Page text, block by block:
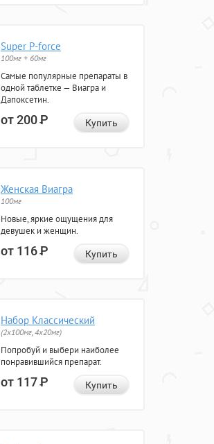
Super P-force
100мг + 60мг
Самые популярные препараты в
одной таблетке — Виагра и
Дапоксетин.
от 200Р Купить
Женская Виагра
100мг
Новые, яркие ощущения для
девушек и женщин.
от 116Р Купить
Набор Классический
(2x100мг, 4x20мг)
Попробуй и выбери наиболее
понравившийся препарат.
от 117Р Купить